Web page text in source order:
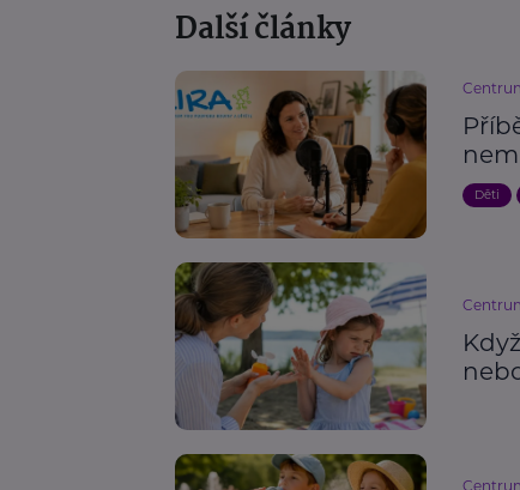
Další články
Děti